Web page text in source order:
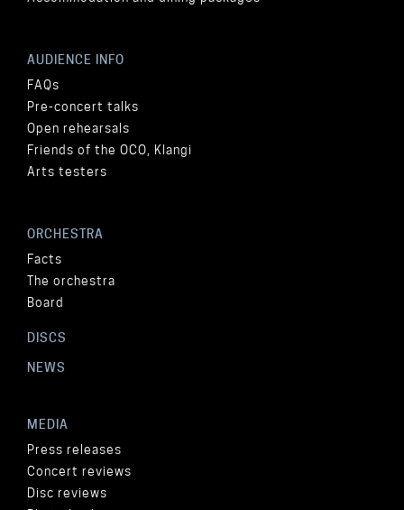
AUDIENCE INFO
FAQs
Pre-concert talks
Open rehearsals
Friends of the OCO, Klangi
Arts testers
ORCHESTRA
Facts
The orchestra
Board
DISCS
NEWS
MEDIA
Press releases
Concert reviews
Disc reviews